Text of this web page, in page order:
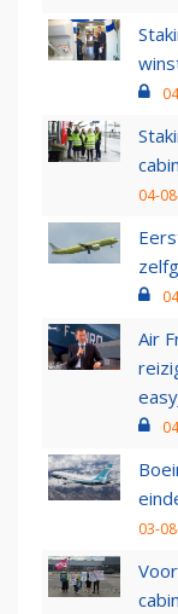
04-
Air
03-